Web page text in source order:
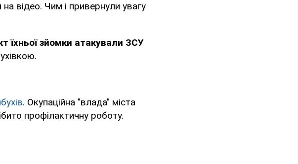
відео. Чим і привернули увагу
їхньої зйомки атакували ЗСУ
. Окупаційна "влада" міста
профілактичну роботу.